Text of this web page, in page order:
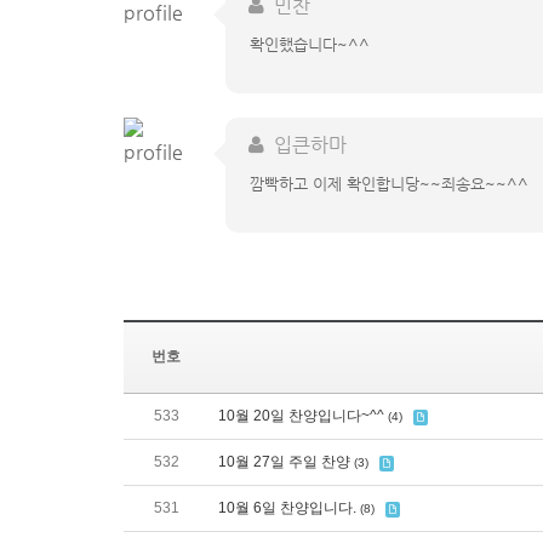
민찬
확인했습니다~^^
입큰하마
깜빡하고 이제 확인합니당~~죄송요~~^^
번호
533 10월 20일 찬양입니다~^^ (4)
532 10월 27일 주일 찬양 (3)
531 10월 6일 찬양입니다. (8)